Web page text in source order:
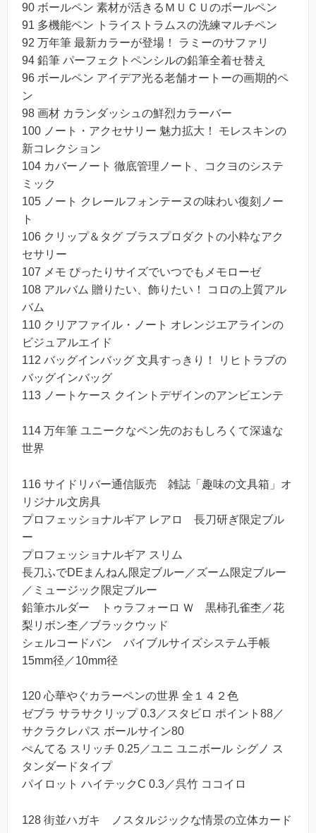
90 ボールペン 素材が活きるＭＵＣＵのボールペン
91 多機能ペン トライストラムスの洗練マルチペン
92 万年筆 最新カラーが登場！ ラミーのサファリ
94 鉛筆 パーフェクトペンシルの鉛筆全着せ替え
96 ボールペン アイデア光る老舗オートーの画期的ペ
ン
98 画材 カランダッシュの鮮烈カラーバー
100 ノート・アクセサリー 魅力拡大！ モレスキンの
新コレクション
104 カバーノート 徹底管理ノート、コクヨのシステ
ミック
105 ノート クレールフォンテーヌの味わい復刻ノー
ト
106 クリップ＆タグ ブラスプロダクトの小粋なアク
セサリー
107 メモ ぴったりサイズでいつでもメモローゼ
108 アルバム 贈りたい、飾りたい！ コロの上質アル
バム
110 クリアファイル・ノート オレンジエアラインの
ビジュアルエイド
112 バッグインバッグ 文具すっきり！ リヒトラブの
バッグインバッグ
113 ノートケース クイントデザインのアンビエンテ
114 万年筆 ユニークなペン先のおもしろくて深遠な
世界
116 サイドリバー通信販売 雑誌「趣味の文具箱」オ
リジナル文房具
プロフェッショナルギア レアロ 長刀研ぎ限定ブル
ー
プロフェッショナルギア スリム
長刀ふでDEまんねん限定ブルー／ズーム限定ブルー
／ミュージック限定ブルー
鉛筆ホルダー トゥラフォーロ Ｗ 黒柿孔雀杢／花
梨リボン杢／ブラックウッド
シェルコードバン バイブルサイズシステム手帳
15mm径／10mm径
120 心華やぐカラーペンの世界 全１４２色
ゼブラ サラサクリップ 0.3／スタビロ ポイント88／
サクラクレパス ボールサイン80
ぺんてる スリッチ 0.25／ユニ ユニボール シグノ ス
タンダードタイプ
パイロット ハイテックC 0.3／呉竹 ココイロ
128 街並ハガキ ノスタルジックな情景の立体カード